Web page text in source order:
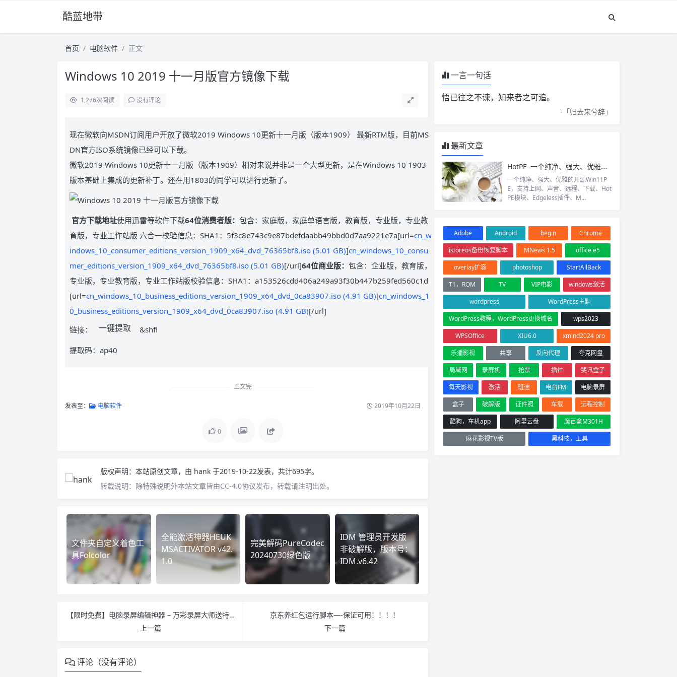
酷蓝地带
首页 电脑软件 正文
Windows 10 2019 十一月版官方镜像下载
1,276次阅读 没有评论
现在微软向MSDN订阅用户开放了微软2019 Windows 10更新十一月版（版本1909） 最新RTM版，目前MS
DN官方ISO系统镜像已经可以下载。
微软2019 Windows 10更新十一月版（版本1909）相对来说并非是一个大型更新，是在Windows 10 1903
版本基础上集成的更新补丁。还在用1803的同学可以进行更新了。
官方下载地址使用迅雷等软件下载64位消费者版： 包含：家庭版，家庭单语言版，教育版，专业版，专业教
育版，专业工作站版 六合一校验信息：SHA1：5f3c8e743c9e87bdefdaabb49bbd0d7aa9221e7a[url=cn_w
indows_10_consumer_editions_version_1909_x64_dvd_76365bf8.iso (5.01 GB)]cn_windows_10_consu
mer_editions_version_1909_x64_dvd_76365bf8.iso (5.01 GB)[/url]64位商业版： 包含：企业版，教育版，
专业版，专业教育版，专业工作站版校验信息：SHA1：a153526cdd406a249a93f30b447b259fed560c1d
[url=cn_windows_10_business_editions_version_1909_x64_dvd_0ca83907.iso (4.91 GB)]cn_windows_1
0_business_editions_version_1909_x64_dvd_0ca83907.iso (4.91 GB)[/url]
链接：
一键提取 &shfl
提取码：ap40
正文完
发表至： 电脑软件 2019年10月22日
0
版权声明： 本站原创文章，由 hank 于2019-10-22发表，共计695字。
转载说明： 除特殊说明外本站文章皆由CC-4.0协议发布，转载请注明出处。
文件夹自定义着色工
具Folcolor
全能激活神器HEUK
MSACTIVATOR v42.
1.0
完美解码PureCodec
20240730绿色版
IDM 管理员开发版
非破解版，版本号：
IDM.v6.42
【限时免费】电脑录屏编辑神器 – 万彩录屏大师送特别版激活码
上一篇
京东养红包运行脚本—-保证可用！！！！
下一篇
评论（没有评论）
一言一句话
悟已往之不谏，知来者之可追。
-「归去来兮辞 」
最新文章
HotPE–一个纯净、强大、优雅的开源Win11PE
一个纯净、强大、优雅的开源Win11P
E，支持上网、声音、远程、下载、Hot
PE模块、Edgeless插件、M...
Adobe Android begin
Chrome
istoreos备份恢复脚本
MNews 1.5
office e5
overlay扩容
photoshop
StartAllBack
T1，ROM
TV VIP电影
windows激活
wordpress
WordPress主题
WordPress教程，WordPress更换域名
wps2023
WPSOffice
XIU6.0
xmind2024 pro
乐播影视
共享 反向代理
夸克网盘
局域网
录屏机 抢票 插件
斐讯盒子
每天影视
激活 班迪 电台FM
电脑录屏
盒子
破解版 证件照 车载
远程控制
酷狗，车机app
阿里云盘
魔百盒M301H
麻花影视TV版
黑科技，工具